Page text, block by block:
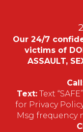
Our 24/7
victims of
ASSAULT,
Text:Text
for Privacy
Msg frequency